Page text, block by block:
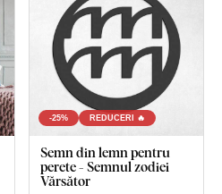
-25% REDUCERI 🔥
Semn din lemn pentru
perete - Semnul zodiei
Vărsător